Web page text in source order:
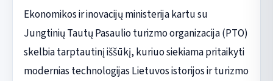
Ekonomikos ir inovacijų ministerija kartu su
Jungtinių Tautų Pasaulio turizmo organizacija (PTO)
skelbia tarptautinį iššūkį, kuriuo siekiama pritaikyti
modernias technologijas Lietuvos istorijos ir turizmo